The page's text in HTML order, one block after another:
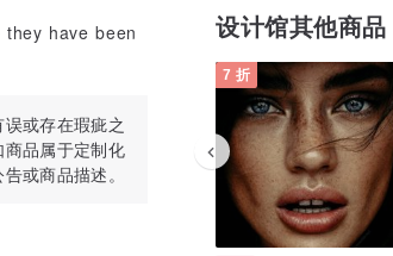
设计馆其他商品
7 折
have been
或存在瑕疵之
品属于定制化
或商品描述。